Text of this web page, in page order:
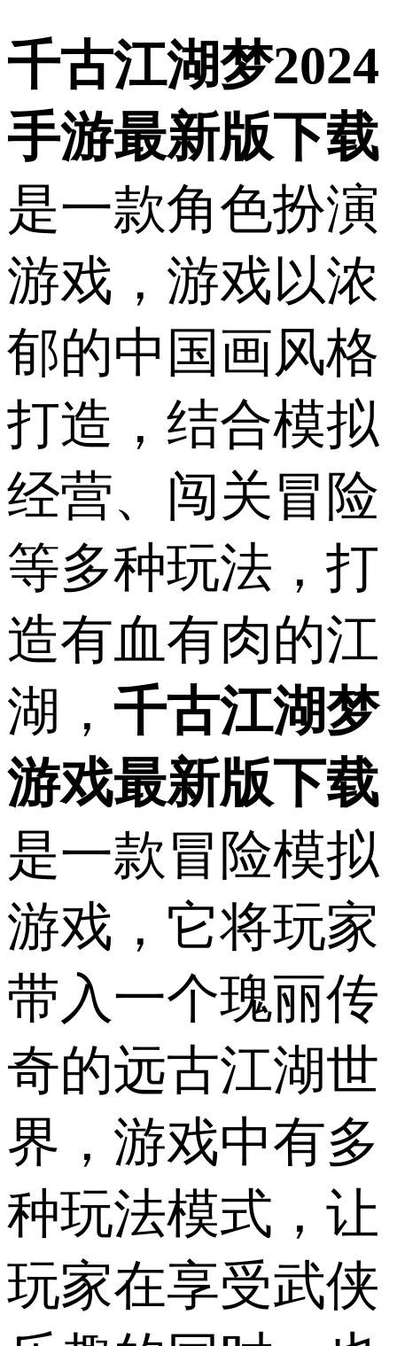
千古江湖梦2024
手游最新版下载
是一款角色扮演
游戏，游戏以浓
郁的中国画风格
打造，结合模拟
经营、闯关冒险
等多种玩法，打
造有血有肉的江
湖， 千古江湖梦
游戏最新版下载
是一款冒险模拟
游戏，它将玩家
带入一个瑰丽传
奇的远古江湖世
界，游戏中有多
种玩法模式，让
玩家在享受武侠